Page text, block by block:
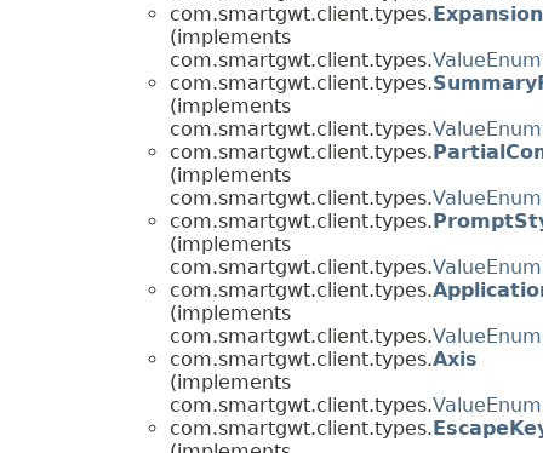
com.smartgwt.client.types.
(implements
com.smartgwt.client.types.ValueEnum
com.smartgwt.client.types.
(implements
com.smartgwt.client.types.ValueEnum
com.smartgwt.client.types.
(implements
com.smartgwt.client.types.ValueEnum
com.smartgwt.client.types.
(implements
com.smartgwt.client.types.ValueEnum
com.smartgwt.client.types.
(implements
com.smartgwt.client.types.ValueEnum
com.smartgwt.client.types.Axis
(implements
com.smartgwt.client.types.ValueEnum
com.smartgwt.client.types.